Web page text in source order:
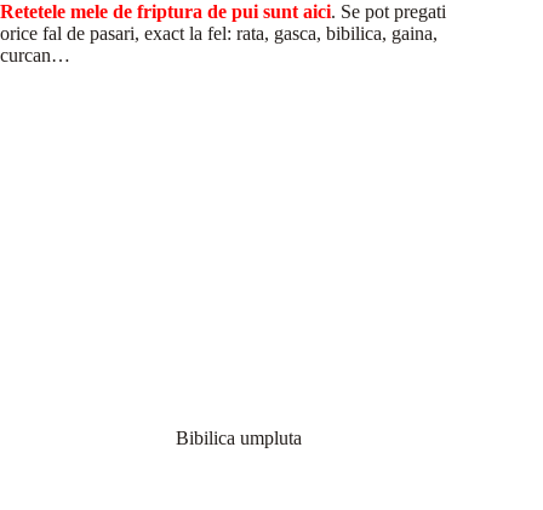
Retetele mele de friptura de pui sunt aici. Se pot pregati
orice fal de pasari, exact la fel: rata, gasca, bibilica, gaina,
curcan…
Bibilica umpluta